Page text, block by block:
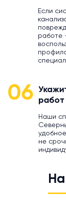
Если
работе
06
работ
Наши
не